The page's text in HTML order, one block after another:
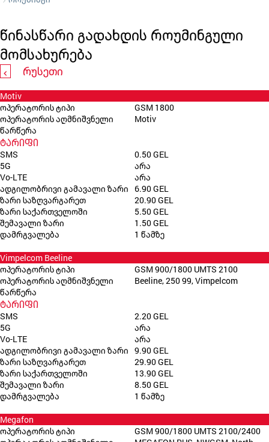
წინასწარი გადახდის როუმინგული
მომსახურება
რუსეთი
Motiv
ოპერატორის ტიპი
GSM 1800
ოპერატორის აღმნიშვნელი
წარწერა
Motiv
ტარიფი
SMS
0.50 GEL
5G
არა
Vo-LTE
არა
ადგილობრივი გამავალი ზარი 6.90 GEL
ზარი საზღვარგარეთ
20.90 GEL
ზარი საქართველოში
5.50 GEL
შემავალი ზარი
1.50 GEL
დამრგვალება
1 წამზე
Vimpelcom Beeline
ოპერატორის ტიპი
GSM 900/1800 UMTS 2100
ოპერატორის აღმნიშვნელი
წარწერა
Beeline, 250 99, Vimpelcom
ტარიფი
SMS
2.20 GEL
5G
არა
Vo-LTE
არა
ადგილობრივი გამავალი ზარი 9.90 GEL
ზარი საზღვარგარეთ
29.90 GEL
ზარი საქართველოში
13.90 GEL
შემავალი ზარი
8.50 GEL
დამრგვალება
1 წამზე
Megafon
ოპერატორის ტიპი
GSM 900/1800 UMTS 2100/2400